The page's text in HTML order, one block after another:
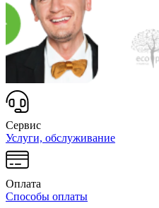
Сервис
Услуги, обслуживание
Оплата
Способы оплаты